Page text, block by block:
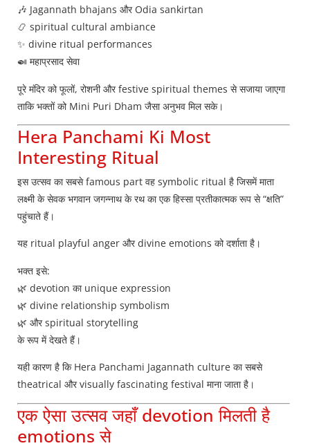
🎶 Jagannath bhajans और Odia sankirtan
📿 spiritual cultural ambiance
✨ divine ritual performances
🍛 महाप्रसाद सेवा
पूरे मंदिर को फूलों, रोशनी और festive spiritual themes से सजाया जाएगा
ताकि भक्तों को Mini Puri Dham जैसा अनुभव मिल सके।
Hera Panchami Ki Most
Interesting Ritual
इस उत्सव का सबसे famous part वह symbolic ritual है जिसमें माता
लक्ष्मी के सेवक भगवान जगन्नाथ के रथ का एक हिस्सा प्रतीकात्मक रूप से “क्षति”
पहुंचाते हैं।
यह ritual playful anger और divine emotions को दर्शाता है।
भक्त इसे:
🌿 devotion का unique expression
🌿 divine relationship symbolism
🌿 और spiritual storytelling
के रूप में देखते हैं।
यही कारण है कि Hera Panchami Jagannath culture का सबसे
theatrical और visually fascinating festival माना जाता है।
एक ऐसा उत्सव जहाँ devotion मिलती है
emotions से